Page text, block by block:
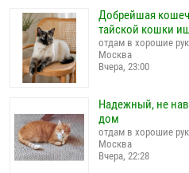
Добрейшая
тайской кошки
отдам в хорошие
Москва
Вчера, 23:00
Надежный, не
дом
отдам в хорошие
Москва
Вчера, 22:28